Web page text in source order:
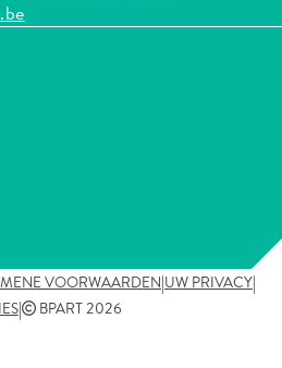
VOORWAARDEN|UW PRIVACY|
| BPART 2026